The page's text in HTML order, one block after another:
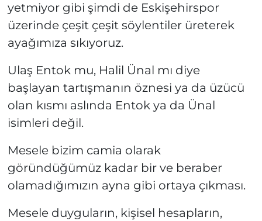
yetmiyor gibi şimdi de Eskişehirspor
üzerinde çeşit çeşit söylentiler üreterek
ayağımıza sıkıyoruz.
Ulaş Entok mu, Halil Ünal mı diye
başlayan tartışmanın öznesi ya da üzücü
olan kısmı aslında Entok ya da Ünal
isimleri değil.
Mesele bizim camia olarak
göründüğümüz kadar bir ve beraber
olamadığımızın ayna gibi ortaya çıkması.
Mesele duyguların, kişisel hesapların,